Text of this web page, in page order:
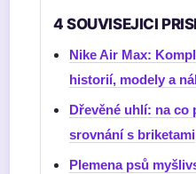
4 SOUVISEJICI
Nike Air Max:
historií, modely a
Dřevěné uhlí: na co
srovnání s briketami
Plemena psů